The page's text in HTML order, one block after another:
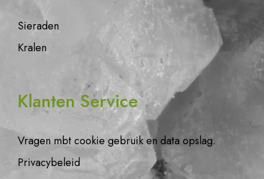
Sieraden
Kralen
Klanten Service
Vragen mbt cookie gebruik en data opslag.
Privacybeleid